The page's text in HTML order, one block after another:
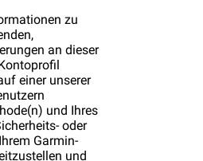
zu
an dieser
einer unserer
und Ihres
oder
Garmin-
und